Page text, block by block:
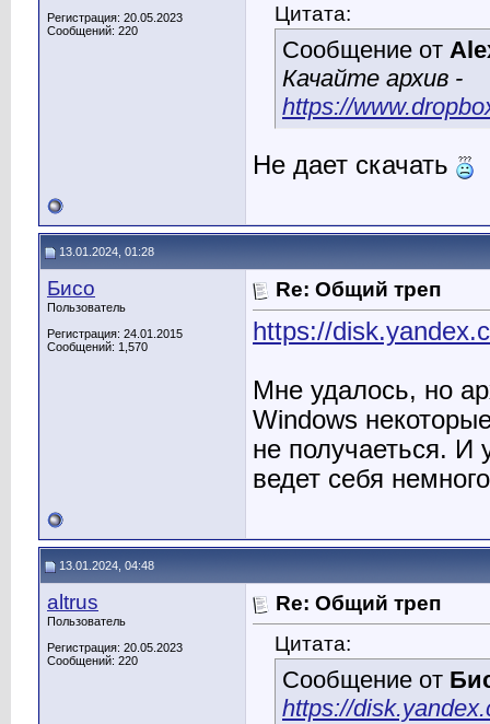
Регистрация: 20.05.2023
Сообщений: 220
Цитата:
Сообщение от
Качайте архив -
https://
Не дает скачать
13.01.2024, 01:28
Бисо
Пользователь
Регистрация: 24.01.2015
Сообщений: 1,570
Re: Общий треп
https://
Мне удалось, но
Windows
не получаеться. И
ведет себя
13.01.2024, 04:48
altrus
Пользователь
Регистрация: 20.05.2023
Сообщений: 220
Re: Общий треп
Цитата:
Сообщение от
https://